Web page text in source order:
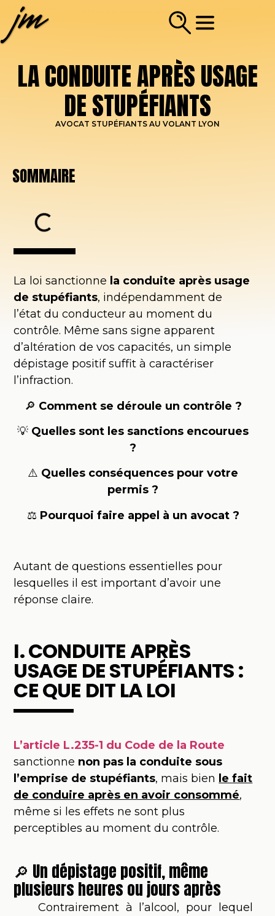
LA CONDUITE APRÈS USAGE
DE STUPÉFIANTS
AVOCAT STUPÉFIANTS AU VOLANT LYON
SOMMAIRE
La loi sanctionne la conduite après usage
de stupéfiants, indépendamment de
l’état du conducteur au moment du
contrôle. Même sans signe apparent
d’altération de vos capacités, un simple
dépistage positif suffit à caractériser
l’infraction.
🔎 Comment se déroule un contrôle ?
💡 Quelles sont les sanctions encourues
?
⚠️ Quelles conséquences pour votre
permis ?
⚖️ Pourquoi faire appel à un avocat ?
Autant de questions essentielles pour
lesquelles il est important d’avoir une
réponse claire.
I. CONDUITE APRÈS
USAGE DE STUPÉFIANTS :
CE QUE DIT LA LOI
L’article L.235-1 du Code de la Route
sanctionne non pas la conduite sous
l’emprise de stupéfiants, mais bien le fait
de conduire après en avoir consommé,
même si les effets ne sont plus
perceptibles au moment du contrôle.
🔎 Un dépistage positif, même
plusieurs heures ou jours après
Contrairement à l’alcool, pour lequel